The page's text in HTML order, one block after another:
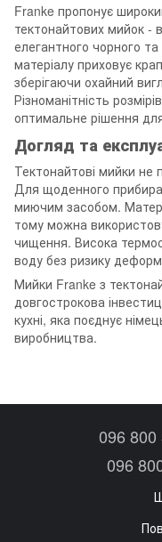
Franke пропонує
тектонайтових мийок -
елегантного чорного
матеріалу приховує
зберігаючи охайний
Різноманітність
оптимальне рішення
Догляд та
Тектонайтові мийки не
Для щоденного
миючим засобом.
тому можна
чищення. Висока
воду без ризику
Мийки Franke з
довгострокова
кухні, яка поєднує
виробництва.
096 800
096